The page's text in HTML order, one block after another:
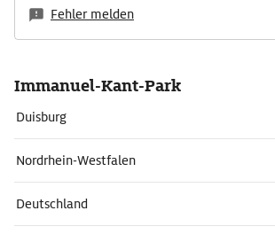
Fehler melden
Immanuel-Kant-Park
Duisburg
Nordrhein-Westfalen
Deutschland